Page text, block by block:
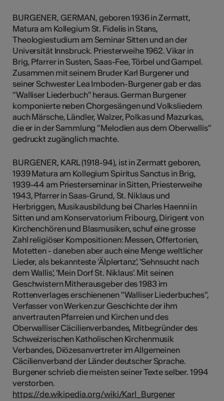
BURGENER, GERMAN, geboren 1936 in Zermatt,
Matura am Kollegium St. Fidelis in Stans,
Theologiestudium am Seminar Sitten und an der
Universität Innsbruck. Priesterweihe 1962. Vikar in
Brig, Pfarrer in Susten, Saas-Fee, Törbel und Gampel.
Zusammen mit seinem Bruder Karl Burgener und
seiner Schwester Lea Imboden-Burgener gab er das
"Walliser Liederbuch" heraus. German Burgener
komponierte neben Chorgesängen und Volksliedern
auch Märsche, Ländler, Walzer, Polkas und Mazurkas,
die er in der Sammlung "Melodien aus dem Oberwallis"
gedruckt zugänglich machte.
BURGENER, KARL (1918-94), ist in Zermatt geboren,
1939 Matura am Kollegium Spiritus Sanctus in Brig,
1939-44 am Priesterseminar in Sitten, Priesterweihe
1943, Pfarrer in Saas-Grund, St. Niklaus und
Herbriggen, Musikausbildung bei Charles Haenni in
Sitten und am Konservatorium Fribourg, Dirigent von
Kirchenchören und Blasmusiken, schuf eine grosse
Zahl religiöser Kompositionen: Messen, Offertorien,
Motetten - daneben aber auch eine Menge weltlicher
Lieder, als bekannteste 'Älplertanz', 'Sehnsucht nach
dem Wallis', 'Mein Dorf St. Niklaus'. Mit seinen
Geschwistern Mitherausgeber des 1983 im
Rottenverlages erschienenen "Walliser Liederbuches",
Verfasser von Werken zur Geschichte der ihm
anvertrauten Pfarreien und Kirchen und des
Oberwalliser Cäcilienverbandes, Mitbegründer des
Schweizerischen Katholischen Kirchenmusik
Verbandes, Diözesanvertreter im Allgemeinen
Cäcilienverband der Länder deutscher Sprache.
Burgener schrieb die meisten seiner Texte selber. 1994
verstorben.
https://de.wikipedia.org/wiki/Karl_Burgener